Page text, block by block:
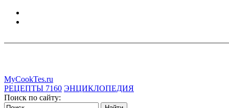
MyCookTes.ru
РЕЦЕПТЫ 7160 ЭНЦИКЛОПЕДИЯ
Поиск по сайту: